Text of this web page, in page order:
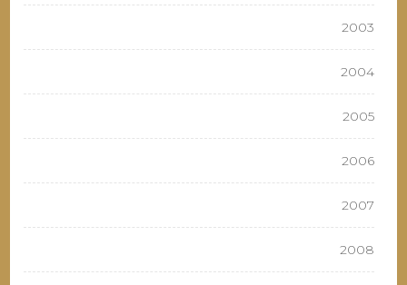
2003
2004
2005
2006
2007
2008